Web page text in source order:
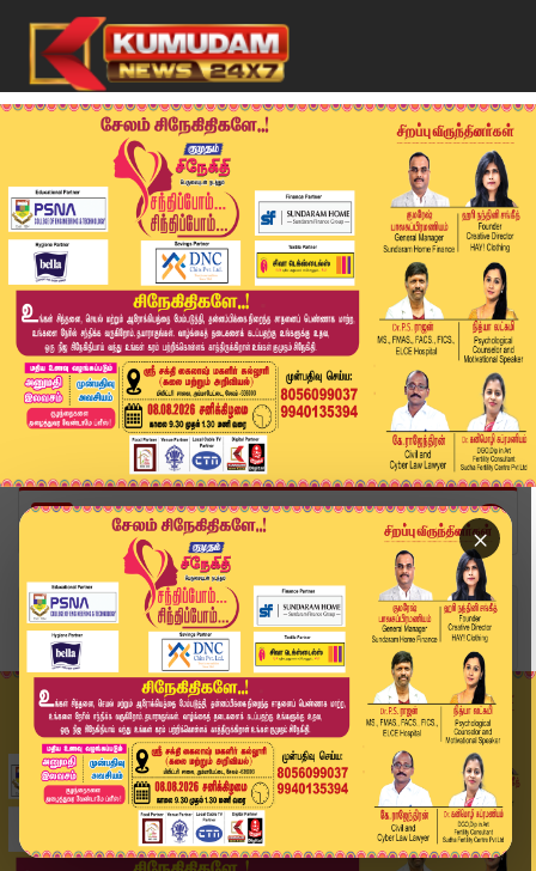
×
Home
வீடியோ ஸ்டோரி
கோழிக்கோடு ரயில் நிலையத்தில் பரபரப்பு | Kerala ...